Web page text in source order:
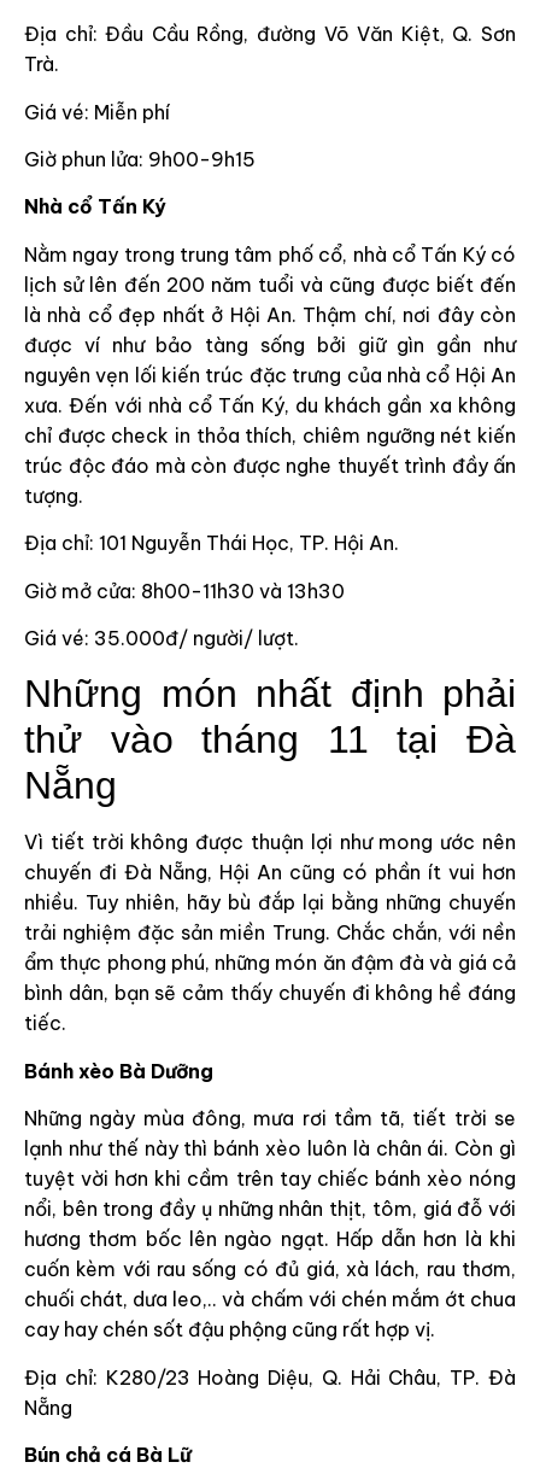
Địa chỉ: Đầu Cầu Rồng, đường Võ Văn Kiệt, Q. Sơn
Trà.
Giá vé: Miễn phí
Giờ phun lửa: 9h00-9h15
Nhà cổ Tấn Ký
Nằm ngay trong trung tâm phố cổ, nhà cổ Tấn Ký có
lịch sử lên đến 200 năm tuổi và cũng được biết đến
là nhà cổ đẹp nhất ở Hội An. Thậm chí, nơi đây còn
được ví như bảo tàng sống bởi giữ gìn gần như
nguyên vẹn lối kiến trúc đặc trưng của nhà cổ Hội An
xưa. Đến với nhà cổ Tấn Ký, du khách gần xa không
chỉ được check in thỏa thích, chiêm ngưỡng nét kiến
trúc độc đáo mà còn được nghe thuyết trình đầy ấn
tượng.
Địa chỉ: 101 Nguyễn Thái Học, TP. Hội An.
Giờ mở cửa: 8h00-11h30 và 13h30
Giá vé: 35.000đ/ người/ lượt.
Những món nhất định phải
thử vào tháng 11 tại Đà
Nẵng
Vì tiết trời không được thuận lợi như mong ước nên
chuyến đi Đà Nẵng, Hội An cũng có phần ít vui hơn
nhiều. Tuy nhiên, hãy bù đắp lại bằng những chuyến
trải nghiệm đặc sản miền Trung. Chắc chắn, với nền
ẩm thực phong phú, những món ăn đậm đà và giá cả
bình dân, bạn sẽ cảm thấy chuyến đi không hề đáng
tiếc.
Bánh xèo Bà Dưỡng
Những ngày mùa đông, mưa rơi tầm tã, tiết trời se
lạnh như thế này thì bánh xèo luôn là chân ái. Còn gì
tuyệt vời hơn khi cầm trên tay chiếc bánh xèo nóng
nổi, bên trong đầy ụ những nhân thịt, tôm, giá đỗ với
hương thơm bốc lên ngào ngạt. Hấp dẫn hơn là khi
cuốn kèm với rau sống có đủ giá, xà lách, rau thơm,
chuối chát, dưa leo,.. và chấm với chén mắm ớt chua
cay hay chén sốt đậu phộng cũng rất hợp vị.
Địa chỉ: K280/23 Hoàng Diệu, Q. Hải Châu, TP. Đà
Nẵng
Bún chả cá Bà Lữ